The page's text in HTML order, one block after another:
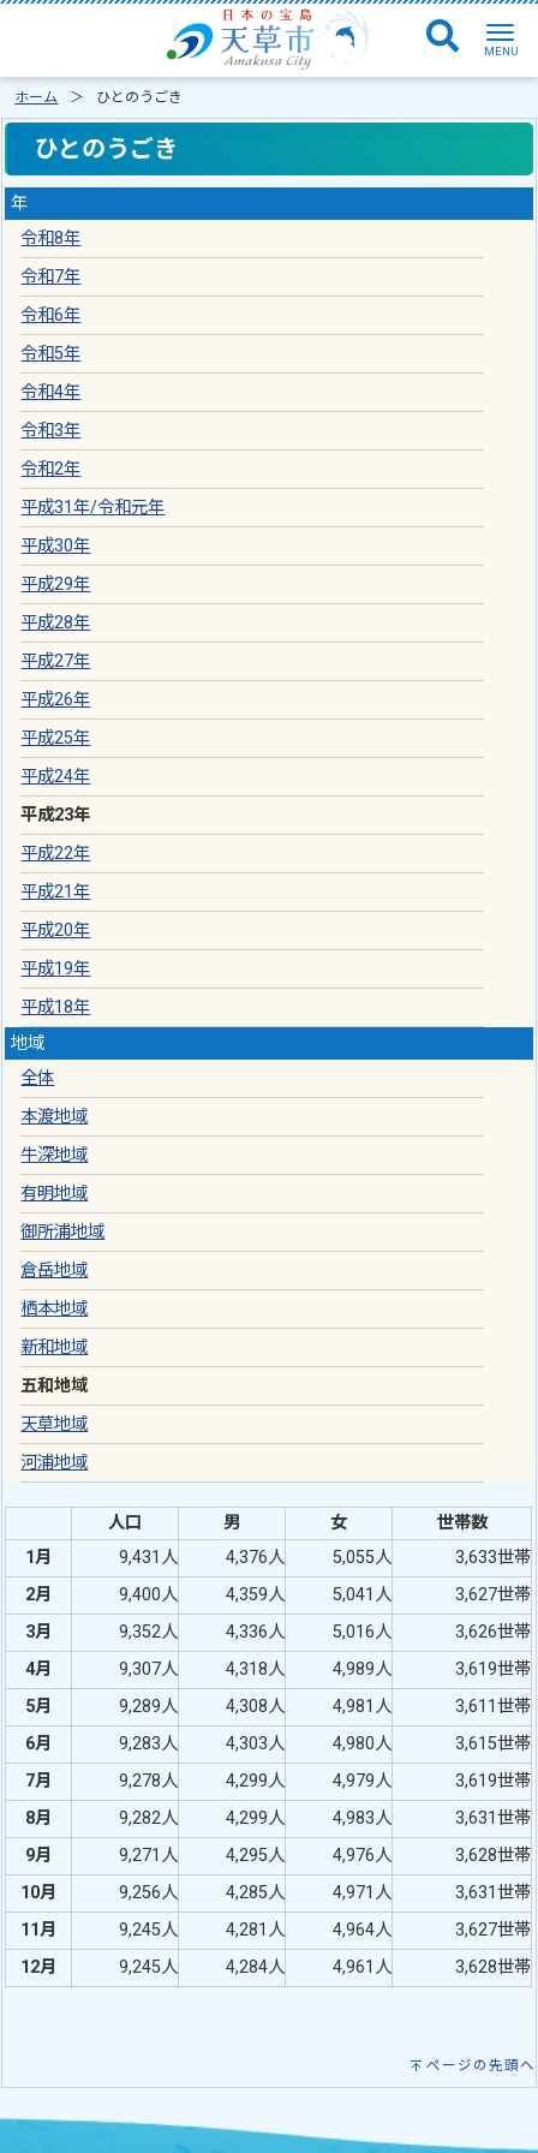
ホーム ひとのうごき
ひとのうごき
年
令和8年
令和7年
令和6年
令和5年
令和4年
令和3年
令和2年
平成31年/令和元年
平成30年
平成29年
平成28年
平成27年
平成26年
平成25年
平成24年
平成23年
平成22年
平成21年
平成20年
平成19年
平成18年
地域
全体
本渡地域
牛深地域
有明地域
御所浦地域
倉岳地域
栖本地域
新和地域
五和地域
天草地域
河浦地域
人口 男 女
世帯数
1月
9,431人 4,376人 5,055人
3,633世帯
2月
9,400人 4,359人 5,041人
3,627世帯
3月
9,352人 4,336人 5,016人
3,626世帯
4月
9,307人 4,318人 4,989人
3,619世帯
5月
9,289人 4,308人 4,981人
3,611世帯
6月
9,283人 4,303人 4,980人
3,615世帯
7月
9,278人 4,299人 4,979人
3,619世帯
8月
9,282人 4,299人 4,983人
3,631世帯
9月
9,271人 4,295人 4,976人
3,628世帯
10月
9,256人 4,285人 4,971人
3,631世帯
11月
9,245人 4,281人 4,964人
3,627世帯
12月
9,245人 4,284人 4,961人 3,628世帯
ページの先頭へ